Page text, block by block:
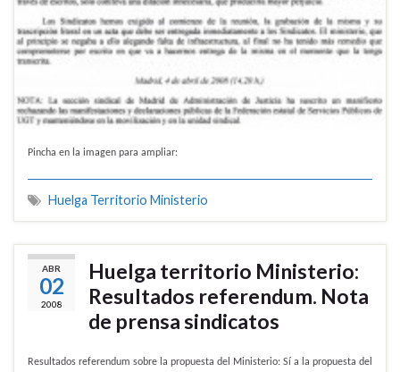
Pincha en la imagen para ampliar:
Huelga Territorio Ministerio
ABR
02
2008
Huelga territorio Ministerio:
Resultados referendum. Nota
de prensa sindicatos
Resultados referendum sobre la propuesta del Ministerio: Sí a la propuesta del